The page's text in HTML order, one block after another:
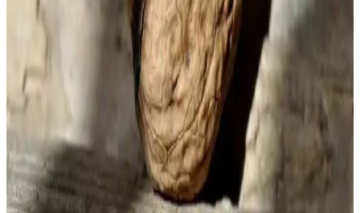
Kahve Tatlandırıcıları Çeşitleri ve Sağlık Üzerindeki
Etkileri Analizi
Kahve tatlandırıcıları, farklı çeşitleri ve sağlık etkileriyle kahve
deneyimini kişiselleştirir. Doğal ve yapay seçenekler arasındaki
farkları ve sağlık üzerindeki olası etkileri öğrenin.
Mahmud Kahve ile Sütlü Köpüklü Kahve
Deneyimini Evinizde Yaratın
Mahmud Kahve, kalıcı ve yoğun köpüğüyle öne çıkan, evde
kolayca hazırlanan sütlü kahve seçeneği sunar. Lezzet ve köpük
kalitesiyle kahve keyfini artırır, tazeliği ve aromasıyla fark yaratır.